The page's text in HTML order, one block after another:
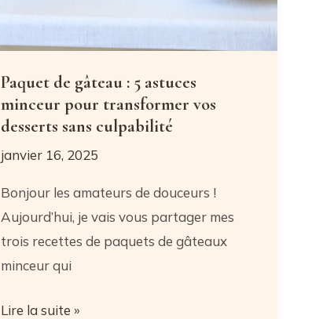
Paquet de gâteau : 5 astuces
minceur pour transformer vos
desserts sans culpabilité
janvier 16, 2025
Bonjour les amateurs de douceurs !
Aujourd’hui, je vais vous partager mes
trois recettes de paquets de gâteaux
minceur qui
Paquet
Lire la suite »